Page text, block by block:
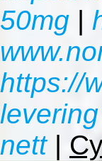
50mg |
https://
levering
nett|